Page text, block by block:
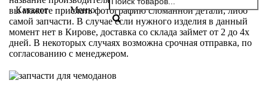
Каталог Меню
вы можете прислать фотографию сломанной детали, либо
самой запчасти. В случае если нужного изделия в данный
момент нет в Кирове, доставка со склада займет от 2 до 4х
дней. В некоторых случаях возможна срочная отправка, по
согласованию с менеджером.